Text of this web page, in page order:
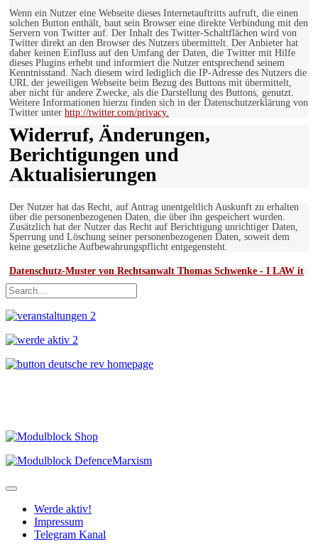
Wenn ein Nutzer eine Webseite dieses Internetauftritts aufruft, die einen
solchen Button enthält, baut sein Browser eine direkte Verbindung mit den
Servern von Twitter auf. Der Inhalt des Twitter-Schaltflächen wird von
Twitter direkt an den Browser des Nutzers übermittelt. Der Anbieter hat
daher keinen Einfluss auf den Umfang der Daten, die Twitter mit Hilfe
dieses Plugins erhebt und informiert die Nutzer entsprechend seinem
Kenntnisstand. Nach diesem wird lediglich die IP-Adresse des Nutzers die
URL der jeweiligen Webseite beim Bezug des Buttons mit übermittelt,
aber nicht für andere Zwecke, als die Darstellung des Buttons, genutzt.
Weitere Informationen hierzu finden sich in der Datenschutzerklärung von
Twitter unter http://twitter.com/privacy.
Widerruf, Änderungen,
Berichtigungen und
Aktualisierungen
Der Nutzer hat das Recht, auf Antrag unentgeltlich Auskunft zu erhalten
über die personenbezogenen Daten, die über ihn gespeichert wurden.
Zusätzlich hat der Nutzer das Recht auf Berichtigung unrichtiger Daten,
Sperrung und Löschung seiner personenbezogenen Daten, soweit dem
keine gesetzliche Aufbewahrungspflicht entgegensteht.
Datenschutz-Muster von Rechtsanwalt Thomas Schwenke - I LAW it
Werde aktiv!
Impressum
Telegram Kanal